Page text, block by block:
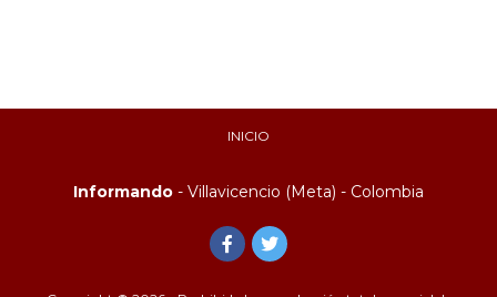
INICIO
Informando - Villavicencio (Meta) - Colombia